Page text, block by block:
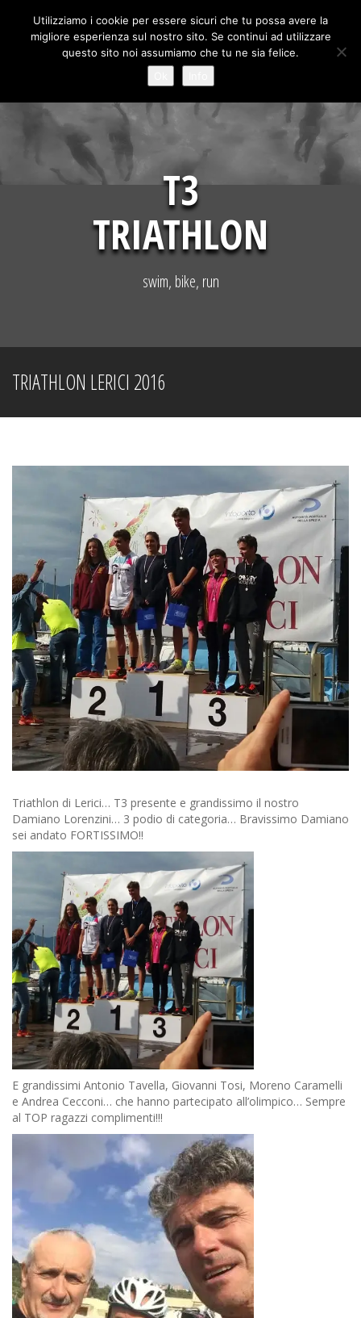
content
T3
TRIATHLON
swim, bike, run
TRIATHLON LERICI 2016
Triathlon di Lerici… T3 presente e grandissimo il nostro
Damiano Lorenzini… 3 podio di categoria… Bravissimo Damiano
sei andato FORTISSIMO!!
E grandissimi Antonio Tavella, Giovanni Tosi, Moreno Caramelli
e Andrea Cecconi… che hanno partecipato all’olimpico… Sempre
al TOP ragazzi complimenti!!!
Utilizziamo i cookie per essere sicuri che tu possa avere la
migliore esperienza sul nostro sito. Se continui ad utilizzare
questo sito noi assumiamo che tu ne sia felice.